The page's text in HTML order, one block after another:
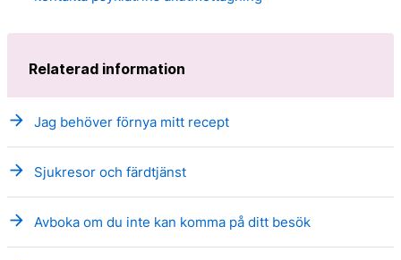
Relaterad information
arrow_forward Jag behöver förnya mitt recept
arrow_forward Sjukresor och färdtjänst
arrow_forward Avboka om du inte kan komma på ditt besök